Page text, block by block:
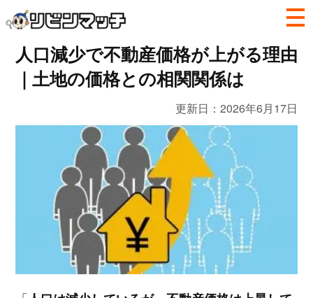
人口減少で不動産価格が上がる理由
｜土地の価格との相関関係は
更新日：2026年6月17日